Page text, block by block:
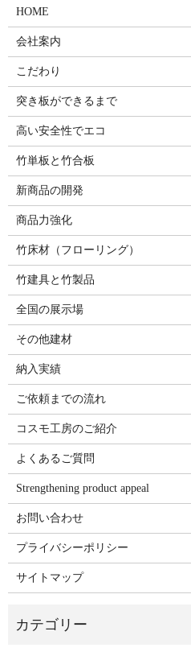
HOME
会社案内
こだわり
突き板ができるまで
高い安全性でエコ
竹単板と竹合板
新商品の開発
商品力強化
竹床材（フローリング）
竹建具と竹製品
全国の展示場
その他建材
納入実績
ご依頼までの流れ
コスモ工房のご紹介
よくあるご質問
Strengthening product appeal
お問い合わせ
プライバシーポリシー
サイトマップ